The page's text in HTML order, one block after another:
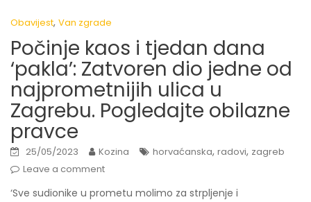
Obavijest, Van zgrade
Počinje kaos i tjedan dana
‘pakla’: Zatvoren dio jedne od
najprometnijih ulica u
Zagrebu. Pogledajte obilazne
pravce
25/05/2023 Kozina horvaćanska, radovi, zagreb
Leave a comment
‘Sve sudionike u prometu molimo za strpljenje i